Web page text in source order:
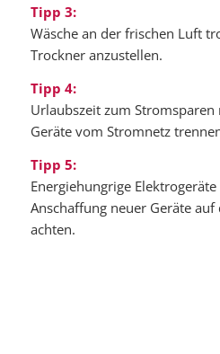
Tipp 3:
Wäsche an der frischen Luft
Trockner anzustellen.
Tipp 4:
Urlaubszeit zum
Geräte vom Stromnetz
Tipp 5:
Energiehungrige
Anschaffung neuer Geräte auf
achten.